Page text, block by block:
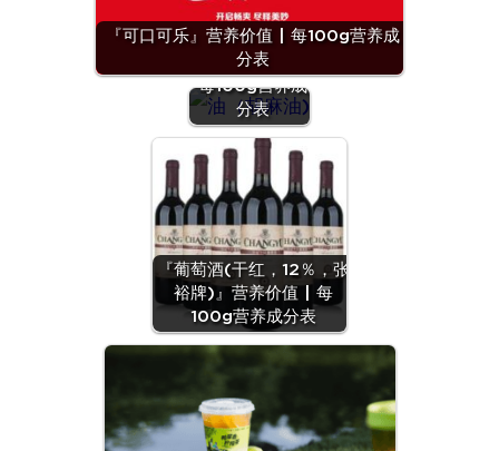
『可口可乐』营养价值 | 每100g营养成
分表
『油（胡麻
油)』营养价值 |
每100g营养成
分表
『葡萄酒(干红，12％，张
裕牌)』营养价值 | 每
100g营养成分表